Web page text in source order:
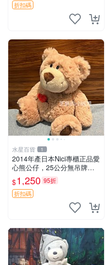
折扣碼
水星百貨 1
2014年產日本Nici專櫃正品愛
心熊公仔，25公分無吊牌全
新 愛心熊 公仔 熊抱玩偶
$1,250 95折
折扣碼